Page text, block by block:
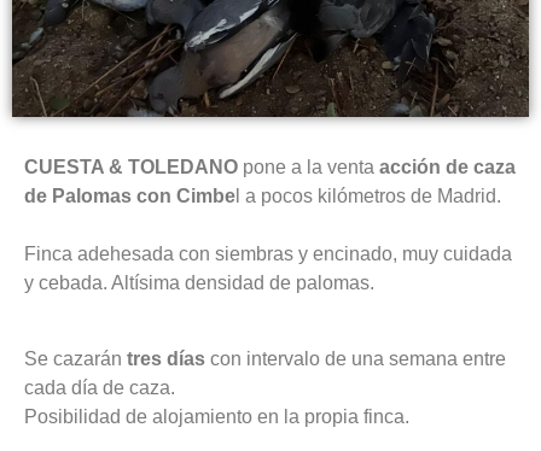
CUESTA & TOLEDANO pone a la venta acción de caza
de Palomas con Cimbe l a pocos kilómetros de Madrid.
Finca adehesada con siembras y encinado, muy cuidada
y cebada. Altísima densidad de palomas.
Se cazarán tres días con intervalo de una semana entre
cada día de caza.
Posibilidad de alojamiento en la propia finca.